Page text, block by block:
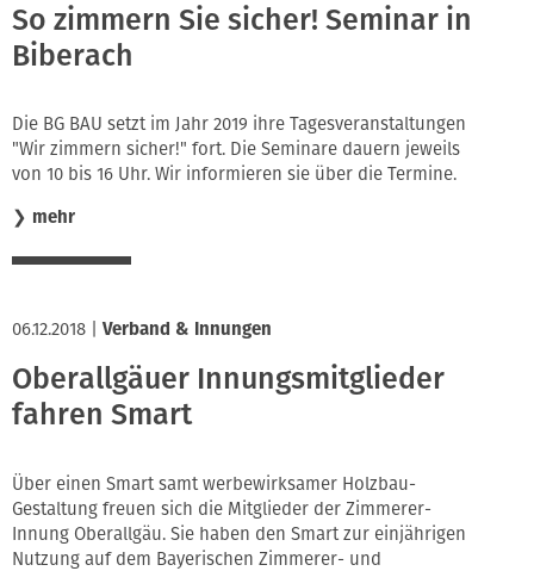
So zimmern Sie sicher! Seminar in
Biberach
Die BG BAU setzt im Jahr 2019 ihre Tagesveranstaltungen
"Wir zimmern sicher!" fort. Die Seminare dauern jeweils
von 10 bis 16 Uhr. Wir informieren sie über die Termine.
❯ mehr
06.12.2018 Verband & Innungen
Oberallgäuer Innungsmitglieder
fahren Smart
Über einen Smart samt werbewirksamer Holzbau-
Gestaltung freuen sich die Mitglieder der Zimmerer-
Innung Oberallgäu. Sie haben den Smart zur einjährigen
Nutzung auf dem Bayerischen Zimmerer- und